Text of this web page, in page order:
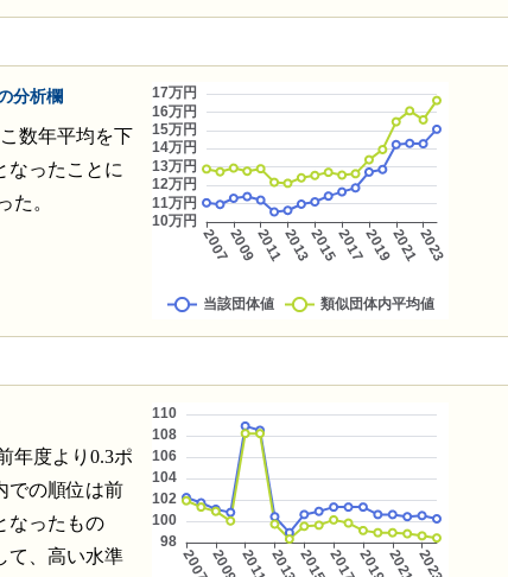
分析欄
数年平均を下
なったことに
た。
年度より0.3ポ
での順位は前
なったもの
て、高い水準